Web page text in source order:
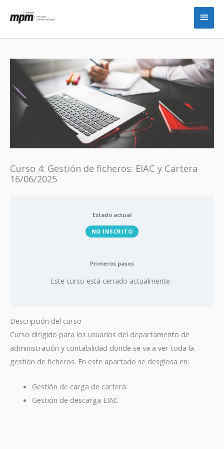
Curso 4: Gestión de ficheros: EIAC y Cartera
16/06/2025
Estado actual
NO INSCRITO
Primeros pasos
Este curso está cerrado actualmente
Descripción del curso
Curso dirigido para los usuarios del departamento de
administración y contabilidad donde se va a ver toda la
gestión de ficheros. En este apartado se desglosa en:
Gestión de carga de cartera.
Gestión de descarga EIAC